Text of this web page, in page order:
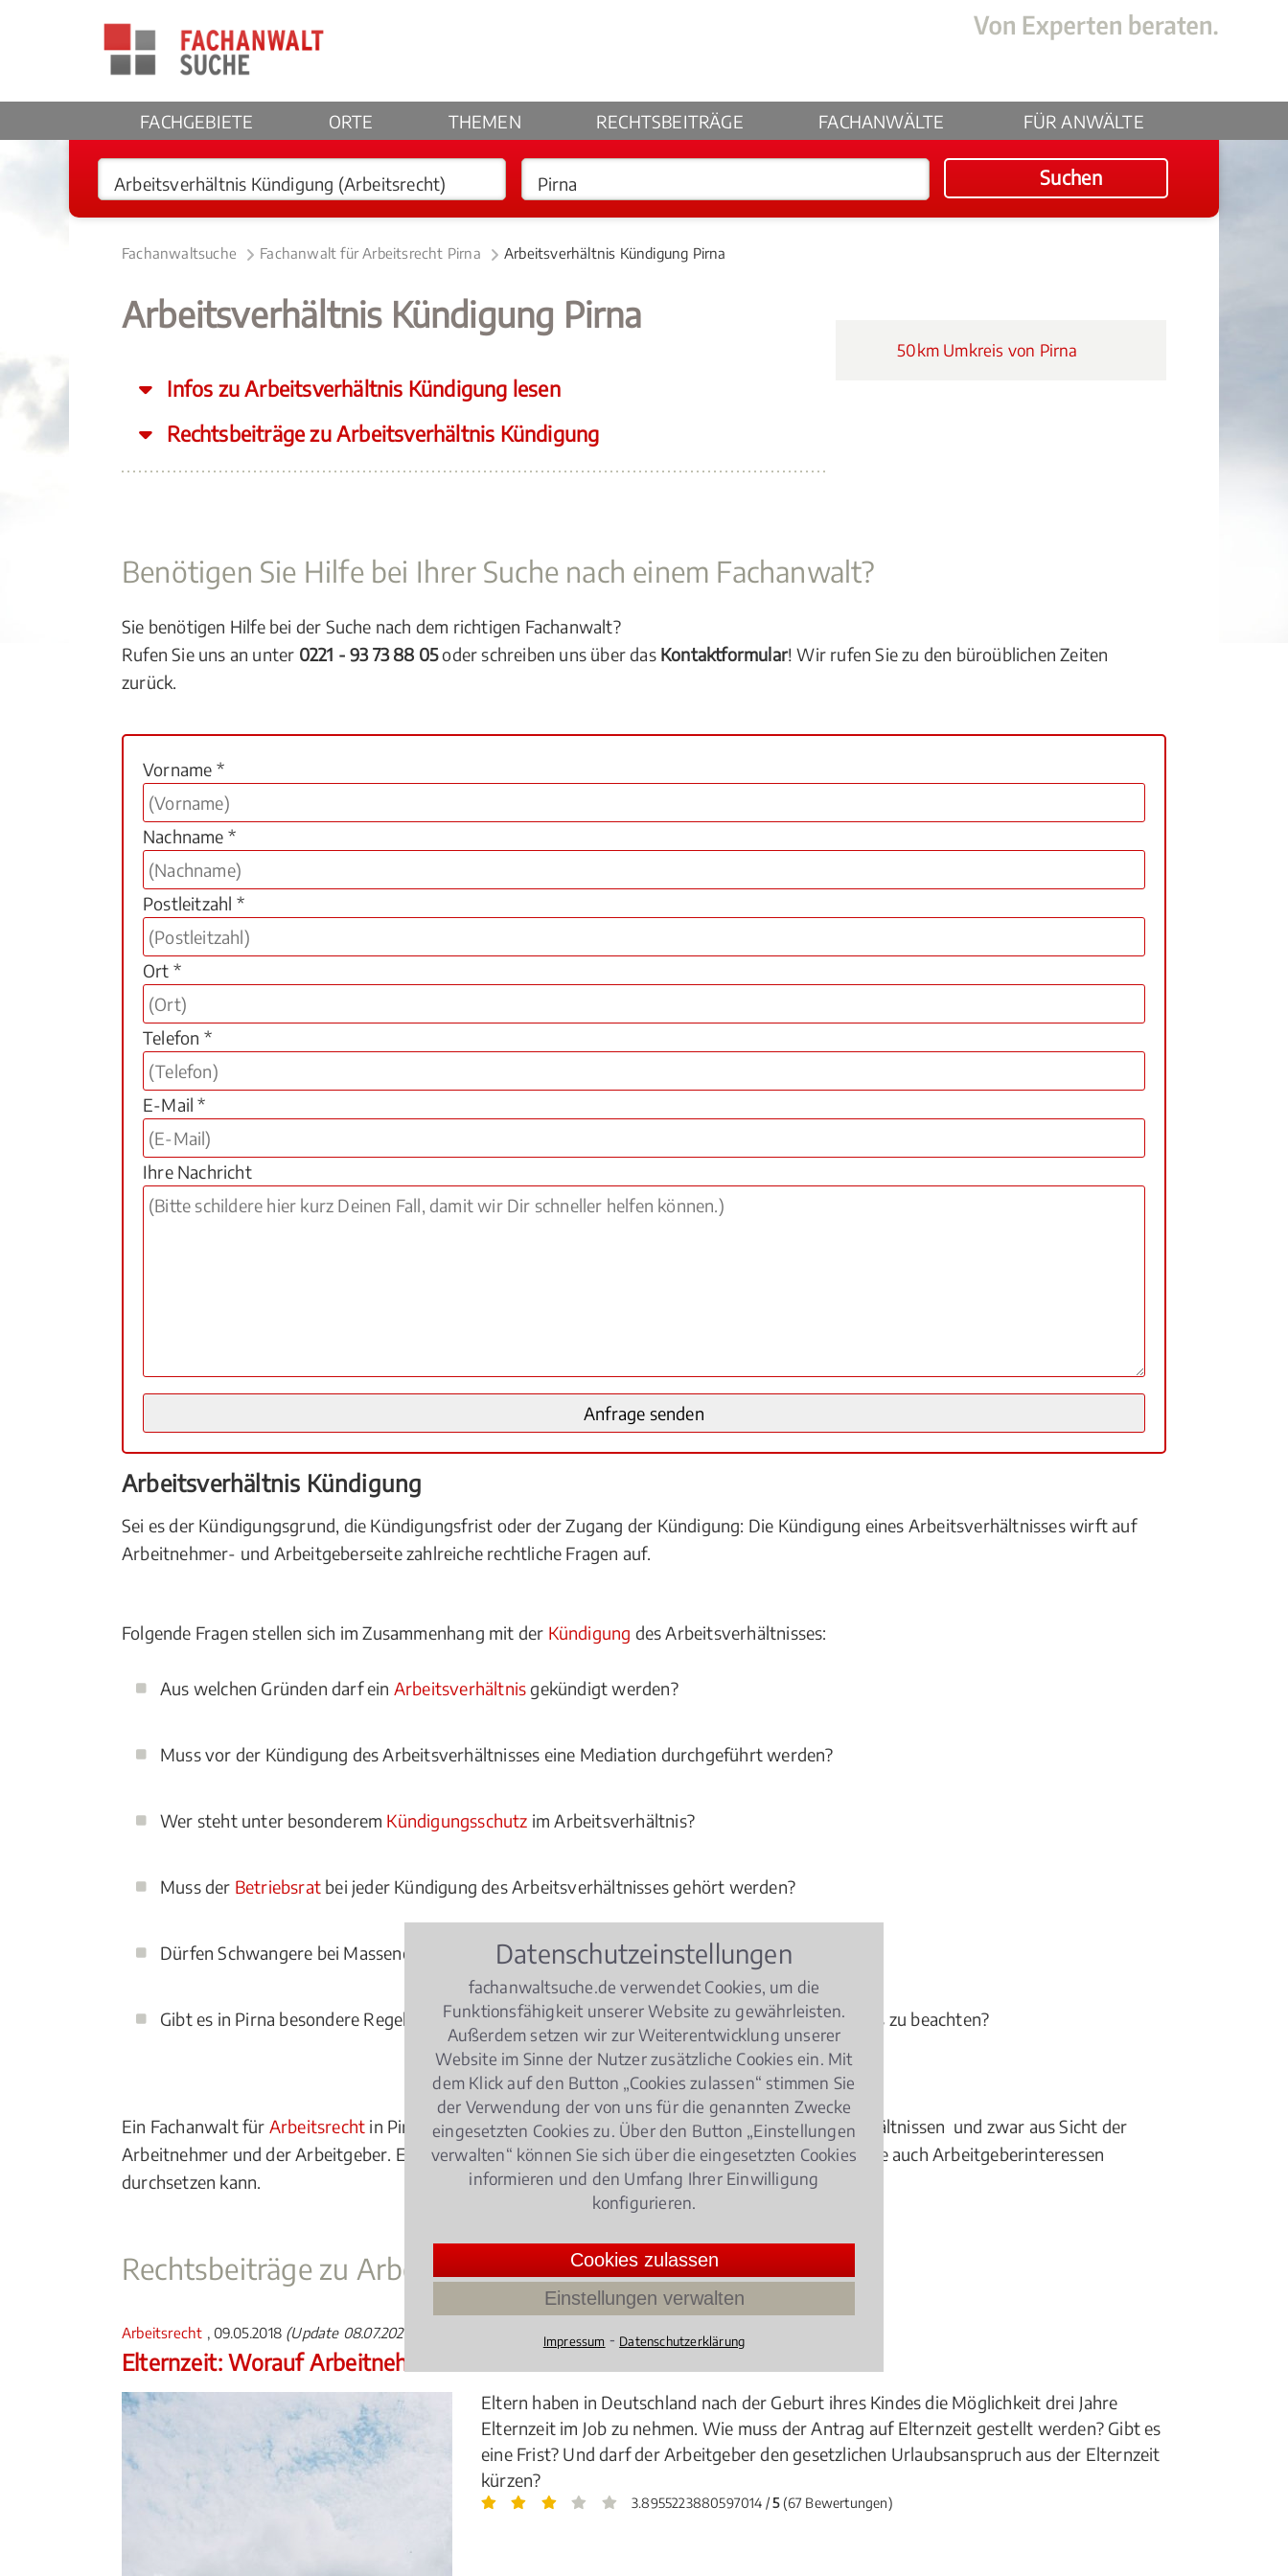
FACHGEBIETE ORTE THEMEN RECHTSBEITRÄGE FACHANWÄLTE FÜR ANWÄLTE
Suchen
Fachanwaltsuche Fachanwalt für Arbeitsrecht Pirna Arbeitsverhältnis Kündigung Pirna
Arbeitsverhältnis Kündigung Pirna
Infos zu Arbeitsverhältnis Kündigung lesen
Rechtsbeiträge zu Arbeitsverhältnis Kündigung
50km Umkreis von Pirna
Benötigen Sie Hilfe bei Ihrer Suche nach einem Fachanwalt?
Sie benötigen Hilfe bei der Suche nach dem richtigen Fachanwalt?
Rufen Sie uns an unter 0221 - 93 73 88 05oder schreiben uns über das Kontaktformular! Wir rufen Sie zu den büroüblichen Zeiten
zurück.
Vorname *
Nachname *
Postleitzahl *
Ort *
Telefon *
E-Mail *
Ihre Nachricht
Arbeitsverhältnis Kündigung
Sei es der Kündigungsgrund, die Kündigungsfrist oder der Zugang der Kündigung: Die Kündigung eines Arbeitsverhältnisses wirft auf
Arbeitnehmer- und Arbeitgeberseite zahlreiche rechtliche Fragen auf.
Folgende Fragen stellen sich im Zusammenhang mit der Kündigung des Arbeitsverhältnisses:
Aus welchen Gründen darf ein Arbeitsverhältnisgekündigt werden?
Muss vor der Kündigung des Arbeitsverhältnisses eine Mediation durchgeführt werden?
Wer steht unter besonderem Kündigungsschutz im Arbeitsverhältnis?
Muss der Betriebsrat bei jeder Kündigung des Arbeitsverhältnisses gehört werden?
Dürfen Schwangere bei Massenentlassungen gekündigt werden?
Gibt es in Pirna besondere Regelungen im Hinblick auf eine Kündigung des Arbeitsverhältnisses zu beachten?
Ein Fachanwalt für Arbeitsrecht in Pirna beschäftigt sich tagtäglich mit Kündigung von Arbeitsverhältnissen und zwar aus Sicht der
Arbeitnehmer und der Arbeitgeber. Er ist der kompetente Fachmann, der sowohl Arbeitnehmer- wie auch Arbeitgeberinteressen
durchsetzen kann.
Rechtsbeiträge zu Arbeitsverhältnis Kündigung
Arbeitsrecht , 09.05.2018 (Update 08.07.2026)
Elternzeit: Worauf Arbeitnehmer achten müssen!
Eltern haben in Deutschland nach der Geburt ihres Kindes die Möglichkeit drei Jahre
Elternzeit im Job zu nehmen. Wie muss der Antrag auf Elternzeit gestellt werden? Gibt es
eine Frist? Und darf der Arbeitgeber den gesetzlichen Urlaubsanspruch aus der Elternzeit
kürzen?
3.8955223880597014 /5(67 Bewertungen)
Datenschutzeinstellungen
fachanwaltsuche.de verwendet Cookies, um die
Funktionsfähigkeit unserer Website zu gewährleisten.
Außerdem setzen wir zur Weiterentwicklung unserer
Website im Sinne der Nutzer zusätzliche Cookies ein. Mit
dem Klick auf den Button „Cookies zulassen“ stimmen Sie
der Verwendung der von uns für die genannten Zwecke
eingesetzten Cookies zu. Über den Button „Einstellungen
verwalten“ können Sie sich über die eingesetzten Cookies
informieren und den Umfang Ihrer Einwilligung
konfigurieren.
Cookies zulassen
Einstellungen verwalten
Impressum ⁃ Datenschutzerklärung